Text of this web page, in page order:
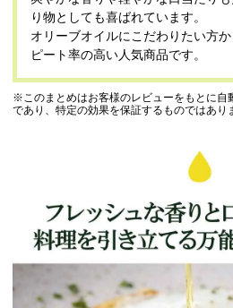
り物としても喜ばれています。
オリーブオイルにこだわりたい方
ピート率の高い人気商品です。
※このまとめはお客様のレビューをもとに自
であり、特定の効果を保証するものではあり